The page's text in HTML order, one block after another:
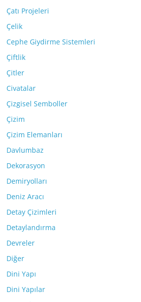
Çatı Projeleri
Çelik
Cephe Giydirme Sistemleri
Çiftlik
Çitler
Civatalar
Çizgisel Semboller
Çizim
Çizim Elemanları
Davlumbaz
Dekorasyon
Demiryolları
Deniz Aracı
Detay Çizimleri
Detaylandırma
Devreler
Diğer
Dini Yapı
Dini Yapılar